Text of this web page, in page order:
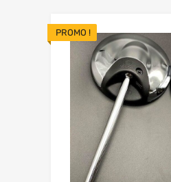
PROMO !